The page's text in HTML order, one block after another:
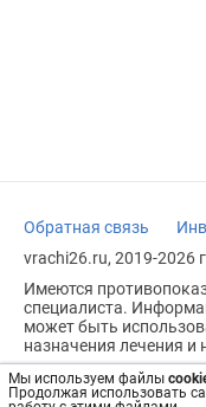
Мы используем файлы
Продолжая использовать
Обратная связь
vrachi26.ru, 2019-2026
Имеются
специалиста.
может быть
назначения лечения и
Возрастное